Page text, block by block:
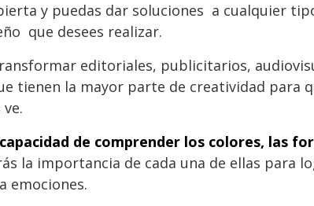
y puedas dar soluciones a cualquier
que desees realizar.
editoriales, publicitarios,
tienen la mayor parte de creatividad para
de comprender los colores, las
la importancia de cada una de ellas para
emociones.